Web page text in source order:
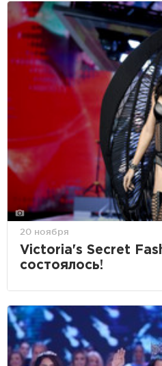
20 ноября
Victoria's Secret
состоялось!